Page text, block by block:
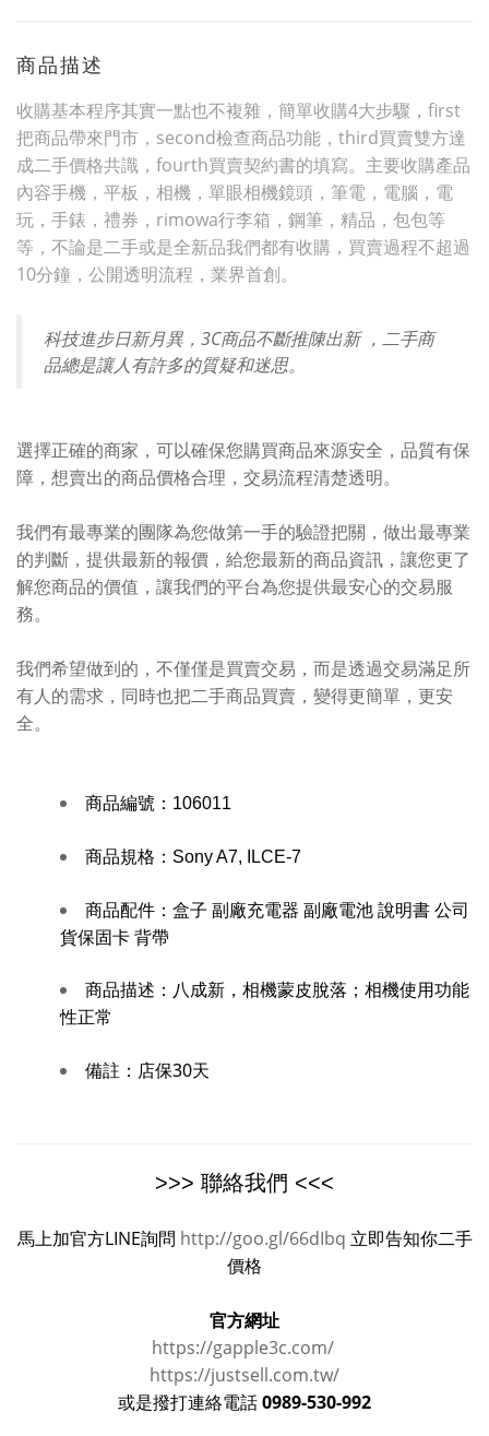
商品描述
收購基本程序其實一點也不複雜，簡單收購4大步驟，first
把商品帶來門市，second檢查商品功能，third買賣雙方達
成二手價格共識，fourth買賣契約書的填寫。主要收購產品
內容手機，平板，相機，單眼相機鏡頭，筆電，電腦，電
玩，手錶，禮券，rimowa行李箱，鋼筆，精品，包包等
等，不論是二手或是全新品我們都有收購，買賣過程不超過
10分鐘，公開透明流程，業界首創。
科技進步日新月異，3C商品不斷推陳出新 ，二手商
品總是讓人有許多的質疑和迷思。
選擇正確的商家，可以確保您購買商品來源安全，品質有保
障，想賣出的商品價格合理，交易流程清楚透明。
我們有最專業的團隊為您做第一手的驗證把關，做出最專業
的判斷，提供最新的報價，給您最新的商品資訊，讓您更了
解您商品的價值，讓我們的平台為您提供最安心的交易服
務。
我們希望做到的，不僅僅是買賣交易，而是透過交易滿足所
有人的需求，同時也把二手商品買賣，變得更簡單，更安
全。
商品編號： 106011
商品規格：Sony A7, ILCE-7
商品配件： 盒子 副廠充電器 副廠電池 說明書 公司
貨保固卡 背帶
商品描述： 八成新，相機蒙皮脫落；相機使用功能
性正常
備註： 店保30天
>>> 聯絡我們 <<<
馬上加官方LINE詢問 http://goo.gl/66dIbq 立即告知你二手
價格
官方網址
https://gapple3c.com/
https://justsell.com.tw/
或是撥打連絡電話 0989-530-992